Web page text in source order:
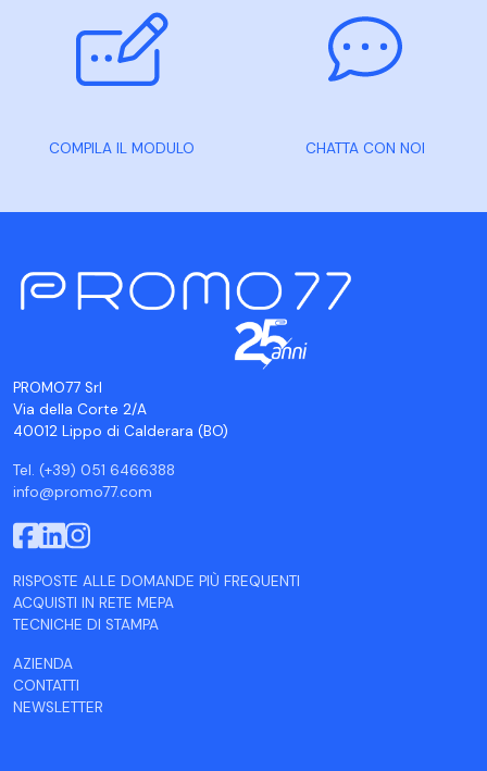
COMPILA IL MODULO CHATTA CON NOI
PROMO77 Srl
Via della Corte 2/A
40012 Lippo di Calderara (BO)
Tel. (+39) 051 6466388
info@promo77.com
RISPOSTE ALLE DOMANDE PIÙ FREQUENTI
ACQUISTI IN RETE MEPA
TECNICHE DI STAMPA
AZIENDA
CONTATTI
NEWSLETTER